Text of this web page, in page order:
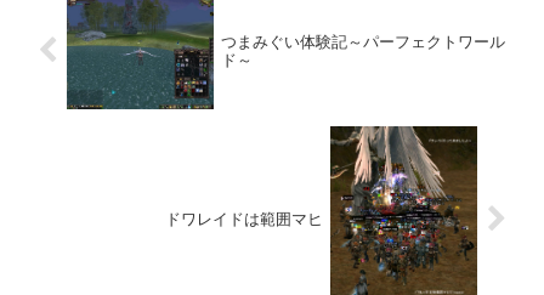
つまみぐい体験記～パーフェクトワール
ド～
ドワレイドは範囲マヒ